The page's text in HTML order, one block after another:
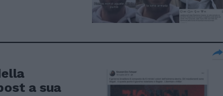
a sua